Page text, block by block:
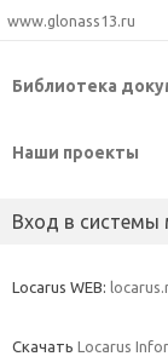
www.glonass13.ru
Библиотека
Наши проекты
Вход в системы
Locarus WEB:
Скачать Locarus